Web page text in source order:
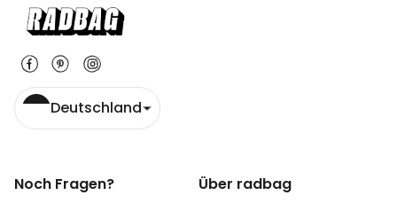
Deutschland
Noch Fragen? Über radbag